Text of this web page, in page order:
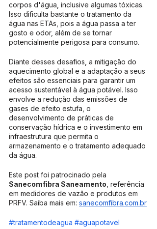
corpos d'água, inclusive algumas tóxicas.
Isso dificulta bastante o tratamento da
água nas ETAs, pois a água passa a ter
gosto e odor, além de se tornar
potencialmente perigosa para consumo.
Diante desses desafios, a mitigação do
aquecimento global e a adaptação a seus
efeitos são essenciais para garantir um
acesso sustentável à água potável. Isso
envolve a redução das emissões de
gases de efeito estufa, o
desenvolvimento de práticas de
conservação hídrica e o investimento em
infraestrutura que permita o
armazenamento e o tratamento adequado
da água.
Este post foi patrocinado pela
Sanecomfibra Saneamento , referência
em medidores de vazão e produtos em
PRFV. Saiba mais em: sanecomfibra.com.br
#tratamentodeagua #aguapotavel